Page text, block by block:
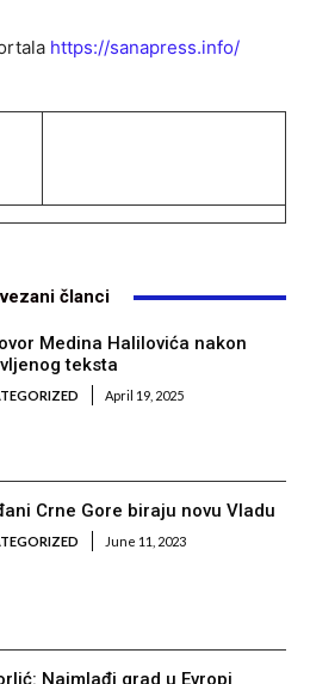
https://sanapress.info/
članci
Medina Halilovića nakon
teksta
April 19, 2025
Crne Gore biraju novu Vladu
June 11, 2023
Najmlađi grad u Evropi